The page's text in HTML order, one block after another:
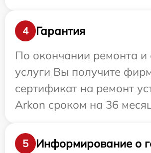
4
Гарантия
По окончании ремонта и
услуги Вы получите
сертификат на ремонт
Arkon сроком на 36
5
Информирование о